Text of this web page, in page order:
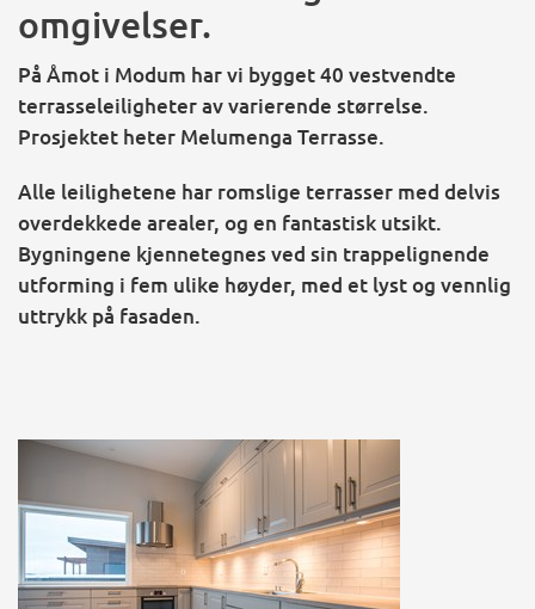
omgivelser.
På Åmot i Modum har vi bygget 40 vestvendte
terrasseleiligheter av varierende størrelse.
Prosjektet heter Melumenga Terrasse.
Alle leilighetene har romslige terrasser med delvis
overdekkede arealer, og en fantastisk utsikt.
Bygningene kjennetegnes ved sin trappelignende
utforming i fem ulike høyder, med et lyst og vennlig
uttrykk på fasaden.